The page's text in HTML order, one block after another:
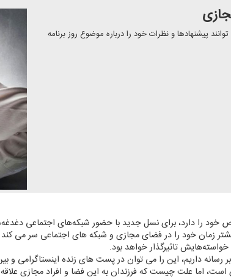
پیشنهادها و نظرات خود را درباره موضوع روز برنامه
را دارد، برای نسل جدید با حضور شبكه‌های اجتماعی
زمان خود را در فضای مجازی و شبكه های اجتماعی سر می
تاثیرگذار خواهد بود.
داریم، این را می توان در پست های زنده اینستاگرامی و
اما علت چیست كه فرزندان به این فضا و افراد مجازی علاقه